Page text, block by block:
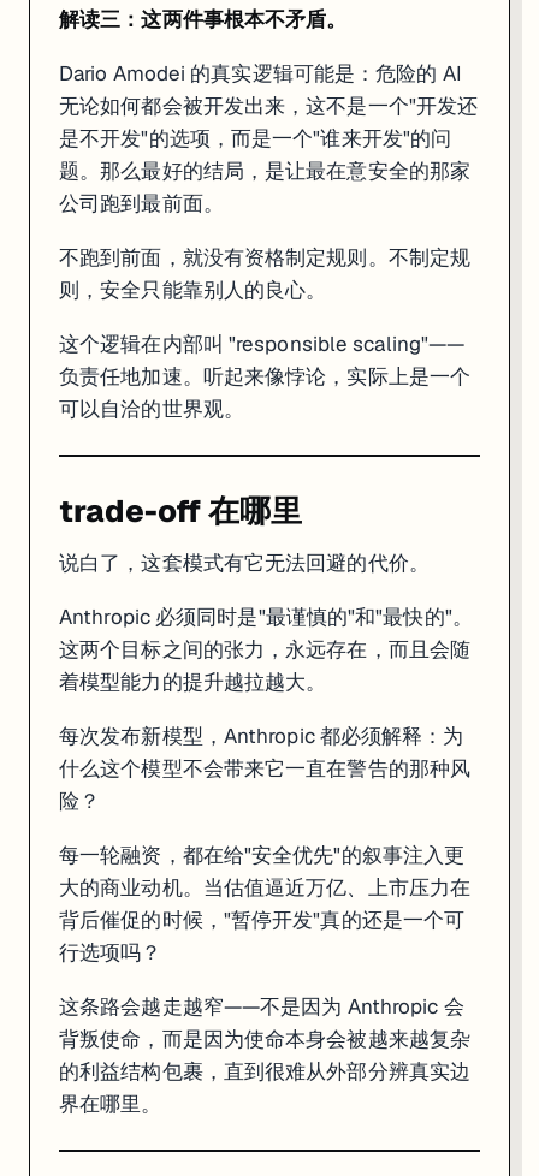
解读三：这两件事根本不矛盾。
Dario Amodei 的真实逻辑可能是：危险的 AI
无论如何都会被开发出来，这不是一个"开发还
是不开发"的选项，而是一个"谁来开发"的问
题。那么最好的结局，是让最在意安全的那家
公司跑到最前面。
不跑到前面，就没有资格制定规则。不制定规
则，安全只能靠别人的良心。
这个逻辑在内部叫 "responsible scaling"——
负责任地加速。听起来像悖论，实际上是一个
可以自洽的世界观。
trade-off 在哪里
说白了，这套模式有它无法回避的代价。
Anthropic 必须同时是"最谨慎的"和"最快的"。
这两个目标之间的张力，永远存在，而且会随
着模型能力的提升越拉越大。
每次发布新模型，Anthropic 都必须解释：为
什么这个模型不会带来它一直在警告的那种风
险？
每一轮融资，都在给"安全优先"的叙事注入更
大的商业动机。当估值逼近万亿、上市压力在
背后催促的时候，"暂停开发"真的还是一个可
行选项吗？
这条路会越走越窄——不是因为 Anthropic 会
背叛使命，而是因为使命本身会被越来越复杂
的利益结构包裹，直到很难从外部分辨真实边
界在哪里。